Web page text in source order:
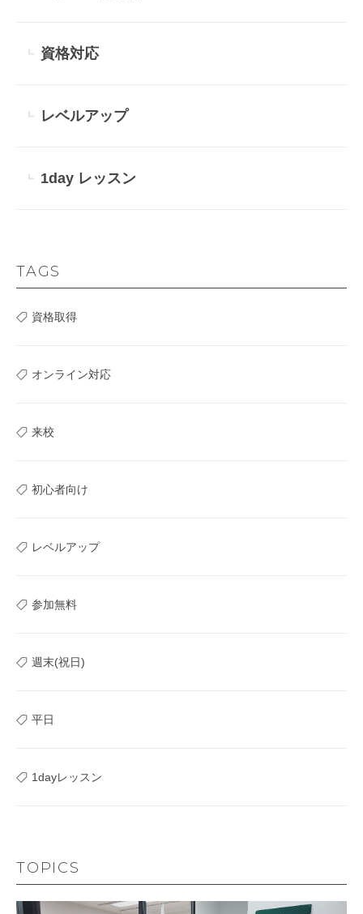
資格対応
レベルアップ
1day レッスン
TAGS
資格取得
オンライン対応
来校
初心者向け
レベルアップ
参加無料
週末(祝日)
平日
1dayレッスン
TOPICS